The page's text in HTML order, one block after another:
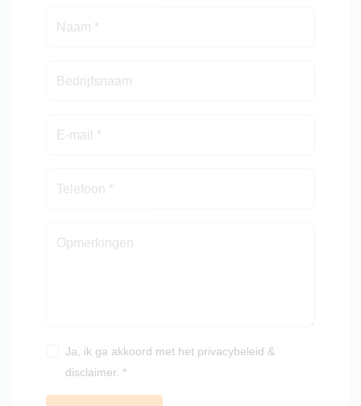
Bediening: via touchscreen in cabine
speciale constructie voor optimale diepte bij
zaaiafstanden, hectares, m² en rijsnelheid
Capaciteit: 1000 m² per uur
Ja, ik ga akkoord met het privacybeleid &
disclaimer. *